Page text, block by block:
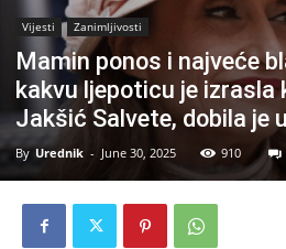
Vijesti Zanimljivosti
Mamin ponos i najveće
kakvu ljepoticu je izrasla
Jakšić Salvete, dobila je
By Urednik - June 30, 2025 910